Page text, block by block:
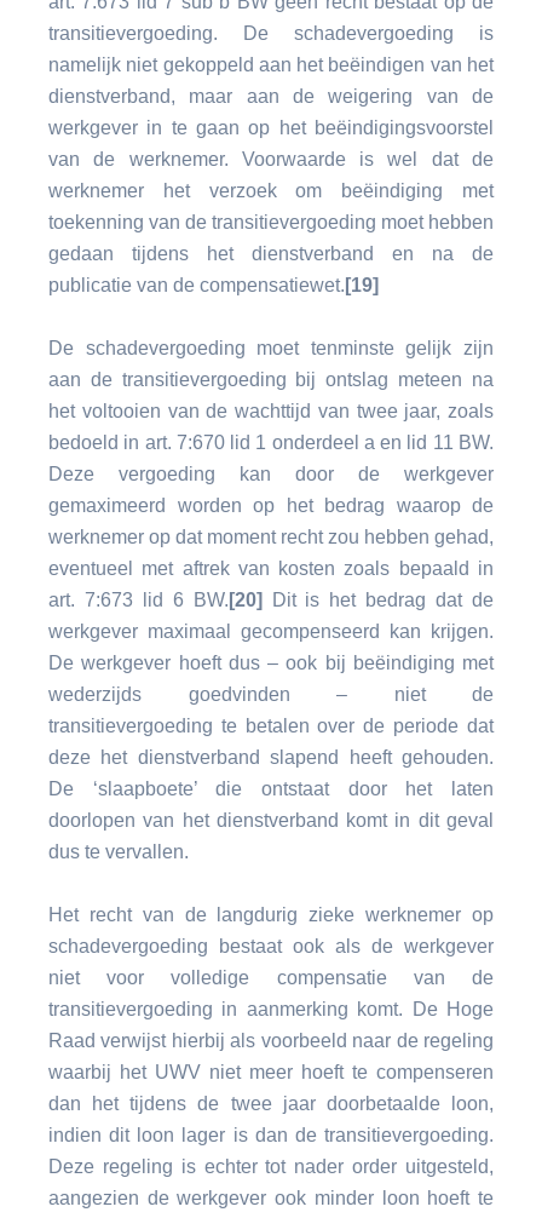
transitievergoeding. De schadevergoeding is
namelijk niet gekoppeld aan het beëindigen van het
dienstverband, maar aan de weigering van de
werkgever in te gaan op het beëindigingsvoorstel
van de werknemer. Voorwaarde is wel dat de
werknemer het verzoek om beëindiging met
toekenning van de transitievergoeding moet hebben
gedaan tijdens het dienstverband en na de
publicatie van de compensatiewet. [19]
De schadevergoeding moet tenminste gelijk zijn
aan de transitievergoeding bij ontslag meteen na
het voltooien van de wachttijd van twee jaar, zoals
bedoeld in art. 7:670 lid 1 onderdeel a en lid 11 BW.
Deze vergoeding kan door de werkgever
gemaximeerd worden op het bedrag waarop de
werknemer op dat moment recht zou hebben gehad,
eventueel met aftrek van kosten zoals bepaald in
art. 7:673 lid 6 BW. [20] Dit is het bedrag dat de
werkgever maximaal gecompenseerd kan krijgen.
De werkgever hoeft dus – ook bij beëindiging met
wederzijds goedvinden – niet de
transitievergoeding te betalen over de periode dat
deze het dienstverband slapend heeft gehouden.
De ‘slaapboete’ die ontstaat door het laten
doorlopen van het dienstverband komt in dit geval
dus te vervallen.
Het recht van de langdurig zieke werknemer op
schadevergoeding bestaat ook als de werkgever
niet voor volledige compensatie van de
transitievergoeding in aanmerking komt. De Hoge
Raad verwijst hierbij als voorbeeld naar de regeling
waarbij het UWV niet meer hoeft te compenseren
dan het tijdens de twee jaar doorbetaalde loon,
indien dit loon lager is dan de transitievergoeding.
Deze regeling is echter tot nader order uitgesteld,
aangezien de werkgever ook minder loon hoeft te